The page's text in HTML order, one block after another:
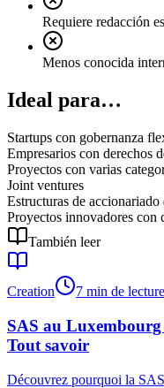
Requiere redacción
Menos conocida
Ideal para…
Startups con gobernanza
Empresarios con derechos
Proyectos con varias
Joint ventures
Estructuras de accionariado
Proyectos innovadores con
También leer
Creation 7 min de lecture
SAS au
Tout savoir
Découvrez pourquoi la